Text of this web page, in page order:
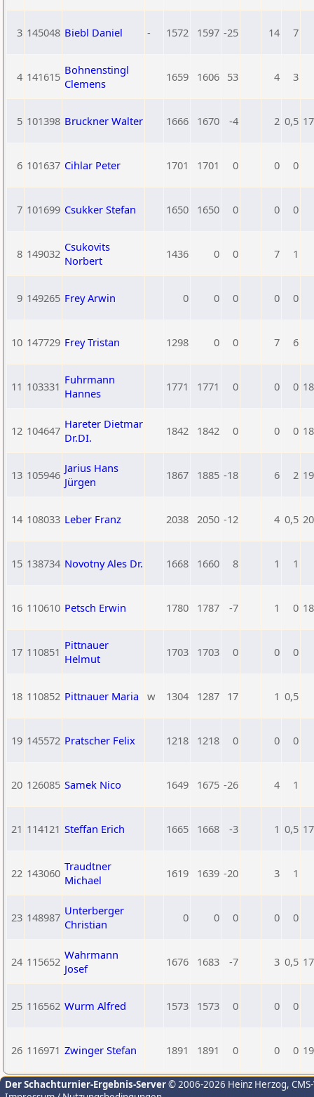
3 145048 Biebl Daniel - 1572 1597 -25 14 7
4 141615 Bohnenstingl
Clemens
1659 1606 53 4 3
5 101398 Bruckner Walter 1666 1670 -4 2 0,5
6 101637 Cihlar Peter 1701 1701 0 0 0
7 101699 Csukker Stefan 1650 1650 0 0 0
8 149032 Csukovits
Norbert
1436 0 0 7 1
9 149265 Frey Arwin 0 0 0 0 0
10 147729 Frey Tristan 1298 0 0 7 6
11 103331 Fuhrmann
Hannes
1771 1771 0 0 0
12 104647 Hareter Dietmar
Dr.DI.
1842 1842 0 0 0
13 105946 Jarius Hans
Jürgen
1867 1885 -18 6 2
14 108033 Leber Franz 2038 2050 -12 4 0,5
15 138734 Novotny Ales Dr. 1668 1660 8 1 1
16 110610 Petsch Erwin 1780 1787 -7 1 0
17 110851 Pittnauer
Helmut
1703 1703 0 0 0
18 110852 Pittnauer Maria w 1304 1287 17 1 0,5
19 145572 Pratscher Felix 1218 1218 0 0 0
20 126085 Samek Nico 1649 1675 -26 4 1
21 114121 Steffan Erich 1665 1668 -3 1 0,5
22 143060 Traudtner
Michael
1619 1639 -20 3 1
23 148987 Unterberger
Christian
0 0 0 0 0
24 115652 Wahrmann
Josef
1676 1683 -7 3 0,5
25 116562 Wurm Alfred 1573 1573 0 0 0
26 116971 Zwinger Stefan 1891 1891 0 0 0
Der Schachturnier-Ergebnis-Server© 2006-2026 Heinz Herzog,